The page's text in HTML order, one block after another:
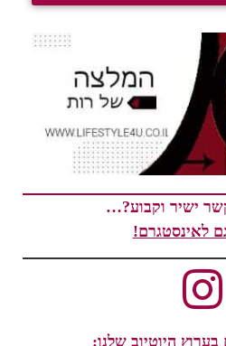
ישיר וקבוע?…
לאינסטגרם!
היוטיוב שלנו: